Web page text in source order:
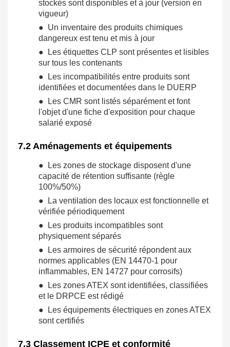
stockés sont disponibles et à jour (version en
vigueur)
● Un inventaire des produits chimiques
dangereux est tenu et mis à jour
● Les étiquettes CLP sont présentes et lisibles
sur tous les contenants
● Les incompatibilités entre produits sont
identifiées et documentées dans le DUERP
● Les CMR sont listés séparément et font
l'objet d'une fiche d'exposition pour chaque
salarié exposé
7.2 Aménagements et équipements
● Les zones de stockage disposent d'une
capacité de rétention suffisante (règle
100%/50%)
● La ventilation des locaux est fonctionnelle et
vérifiée périodiquement
● Les produits incompatibles sont
physiquement séparés
● Les armoires de sécurité répondent aux
normes applicables (EN 14470-1 pour
inflammables, EN 14727 pour corrosifs)
● Les zones ATEX sont identifiées, classifiées
et le DRPCE est rédigé
● Les équipements électriques en zones ATEX
sont certifiés
7.3 Classement ICPE et conformité